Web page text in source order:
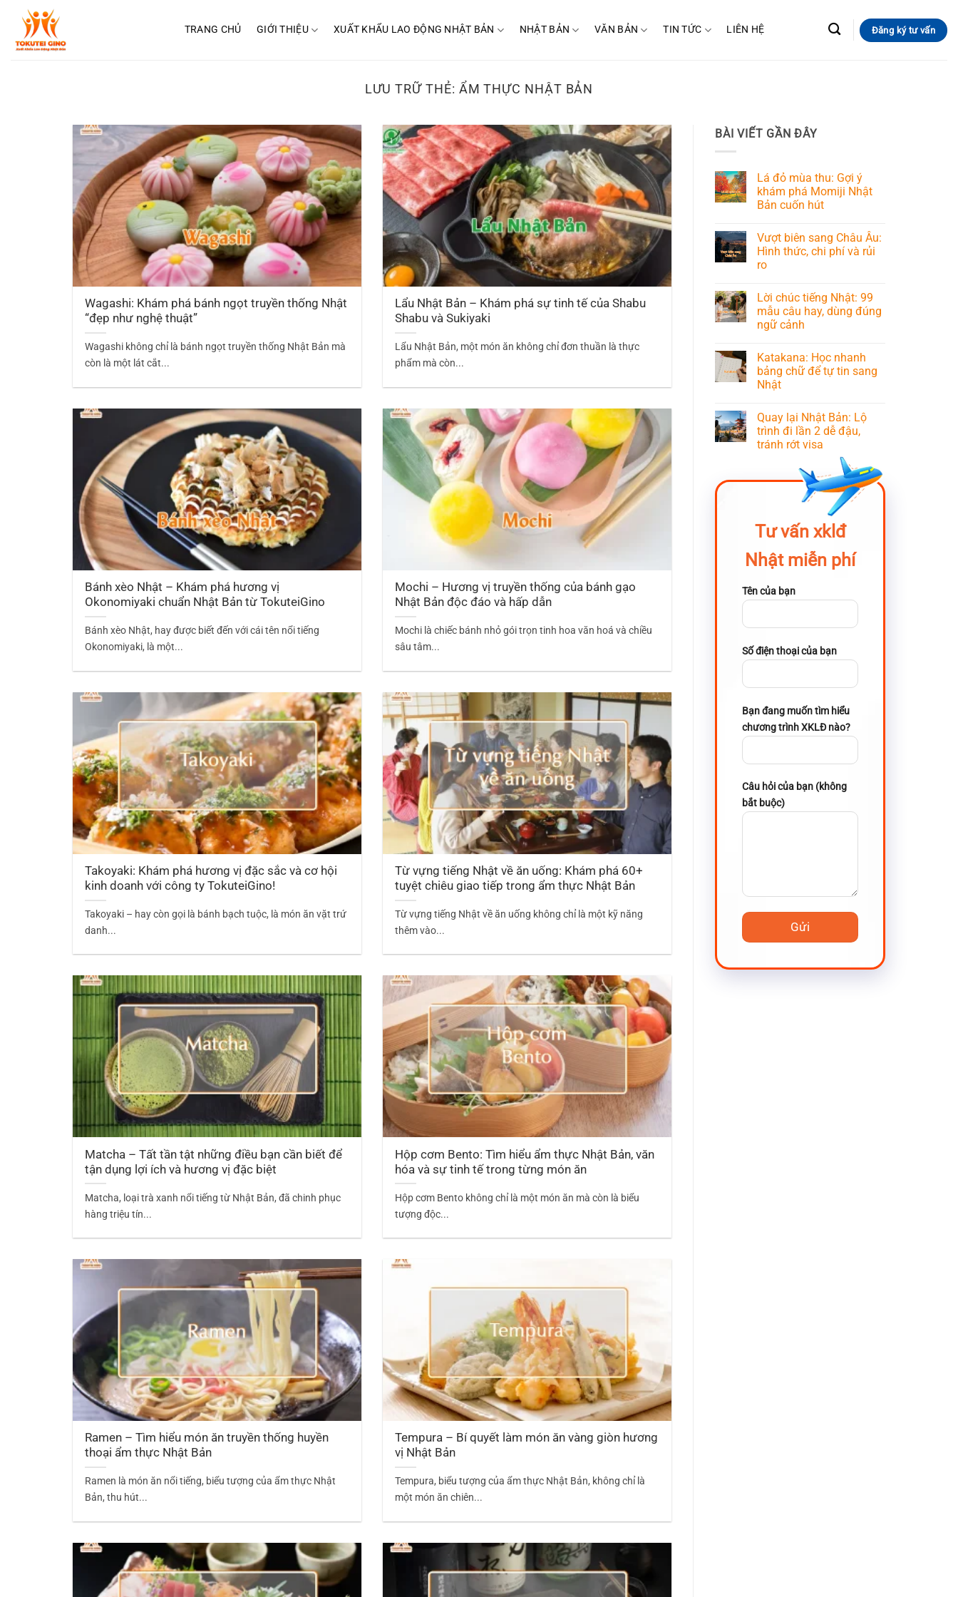
Chuyển
TRANG CHỦ GIỚI THIỆU XUẤT KHẨU LAO ĐỘNG NHẬT BẢN NHẬT BẢN VĂN BẢN TIN TỨC LIÊN HỆ Đăng ký tư vấn
LƯU TRỮ THẺ: ẨM THỰC NHẬT BẢN
Wagashi: Khám phá bánh ngọt truyền thống Nhật
“đẹp như nghệ thuật”
Wagashi không chỉ là bánh ngọt truyền thống Nhật Bản mà
còn là một lát cắt...
Lẩu Nhật Bản – Khám phá sự tinh tế của Shabu
Shabu và Sukiyaki
Lẩu Nhật Bản, một món ăn không chỉ đơn thuần là thực
phẩm mà còn...
Bánh xèo Nhật – Khám phá hương vị
Okonomiyaki chuẩn Nhật Bản từ TokuteiGino
Bánh xèo Nhật, hay được biết đến với cái tên nổi tiếng
Okonomiyaki, là một...
Mochi – Hương vị truyền thống của bánh gạo
Nhật Bản độc đáo và hấp dẫn
Mochi là chiếc bánh nhỏ gói trọn tinh hoa văn hoá và chiều
sâu tâm...
Takoyaki: Khám phá hương vị đặc sắc và cơ hội
kinh doanh với công ty TokuteiGino!
Takoyaki – hay còn gọi là bánh bạch tuộc, là món ăn vặt trứ
danh...
Từ vựng tiếng Nhật về ăn uống: Khám phá 60+
tuyệt chiêu giao tiếp trong ẩm thực Nhật Bản
Từ vựng tiếng Nhật về ăn uống không chỉ là một kỹ năng
thêm vào...
Matcha – Tất tần tật những điều bạn cần biết để
tận dụng lợi ích và hương vị đặc biệt
Matcha, loại trà xanh nổi tiếng từ Nhật Bản, đã chinh phục
hàng triệu tín...
Hộp cơm Bento: Tìm hiểu ẩm thực Nhật Bản, văn
hóa và sự tinh tế trong từng món ăn
Hộp cơm Bento không chỉ là một món ăn mà còn là biểu
tượng độc...
Ramen – Tìm hiểu món ăn truyền thống huyền
thoại ẩm thực Nhật Bản
Ramen là món ăn nổi tiếng, biểu tượng của ẩm thực Nhật
Bản, thu hút...
Tempura – Bí quyết làm món ăn vàng giòn hương
vị Nhật Bản
Tempura, biểu tượng của ẩm thực Nhật Bản, không chỉ là
một món ăn chiên...
BÀI VIẾT GẦN ĐÂY
Lá đỏ mùa thu: Gợi ý
khám phá Momiji Nhật
Bản cuốn hút
Vượt biên sang Châu Âu:
Hình thức, chi phí và rủi
ro
Lời chúc tiếng Nhật: 99
mẫu câu hay, dùng đúng
ngữ cảnh
Katakana: Học nhanh
bảng chữ để tự tin sang
Nhật
Quay lại Nhật Bản: Lộ
trình đi lần 2 dễ đậu,
tránh rớt visa
Tư vấn xklđ
Nhật miễn phí
Tên của bạn
Số điện thoại của bạn
Bạn đang muốn tìm hiểu
chương trình XKLĐ nào?
Câu hỏi của bạn (không
bắt buộc)